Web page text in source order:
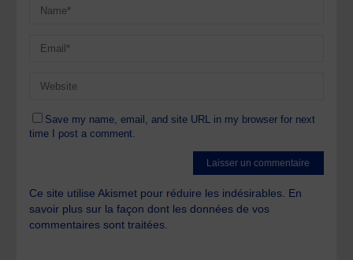
Save my name, email, and site URL in my browser for next
time I post a comment.
Ce site utilise Akismet pour réduire les indésirables. En
savoir plus sur la façon dont les données de vos
commentaires sont traitées